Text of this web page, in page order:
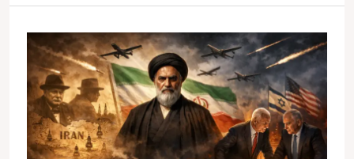
इराण
शिमग्याचं
कवित्व….##8